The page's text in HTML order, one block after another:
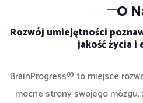
O
Rozwój umiejętności
jakość życia i
BrainProgress® to miejsce
mocne strony swojego mózgu,